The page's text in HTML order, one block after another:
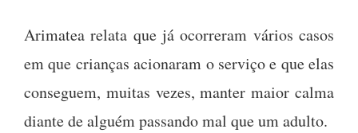
Arimatea relata que já ocorreram vários casos
em que crianças acionaram o serviço e que elas
conseguem, muitas vezes, manter maior calma
diante de alguém passando mal que um adulto.